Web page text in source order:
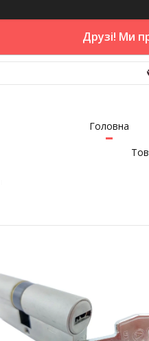
Друзі! Ми
Головна